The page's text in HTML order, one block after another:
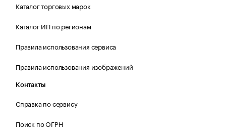
Каталог торговых марок
Каталог ИП по регионам
Правила использования сервиса
Правила использования изображений
Контакты
Справка по сервису
Поиск по ОГРН